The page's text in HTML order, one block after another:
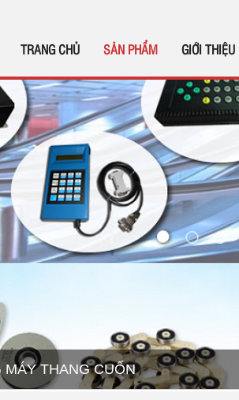
TRANG CHỦ SẢN PHẨM GIỚI THIỆU
MÁY THANG CUỐN